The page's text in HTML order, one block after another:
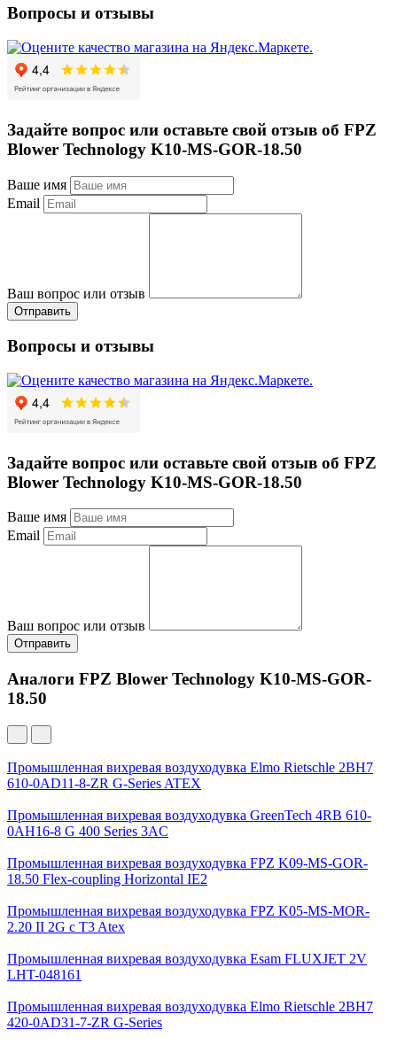
Вопросы и отзывы
Задайте вопрос или оставьте свой отзыв об FPZ
Blower Technology K10-MS-GOR-18.50
Ваше имя
Email
Ваш вопрос или отзыв
Отправить
Вопросы и отзывы
Задайте вопрос или оставьте свой отзыв об FPZ
Blower Technology K10-MS-GOR-18.50
Ваше имя
Email
Ваш вопрос или отзыв
Отправить
Аналоги FPZ Blower Technology K10-MS-GOR-
18.50
Промышленная вихревая воздуходувка Elmo Rietschle 2BH7
610-0AD11-8-ZR G-Series ATEX
Промышленная вихревая воздуходувка GreenTech 4RB 610-
0AH16-8 G 400 Series 3AC
Промышленная вихревая воздуходувка FPZ K09-MS-GOR-
18.50 Flex-coupling Horizontal IE2
Промышленная вихревая воздуходувка FPZ K05-MS-MOR-
2.20 II 2G c T3 Atex
Промышленная вихревая воздуходувка Esam FLUXJET 2V
LHT-048161
Промышленная вихревая воздуходувка Elmo Rietschle 2BH7
420-0AD31-7-ZR G-Series